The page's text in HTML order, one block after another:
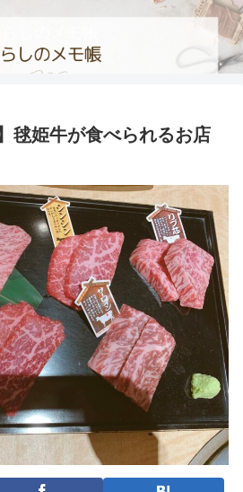
毬姫牛が食べられるお店